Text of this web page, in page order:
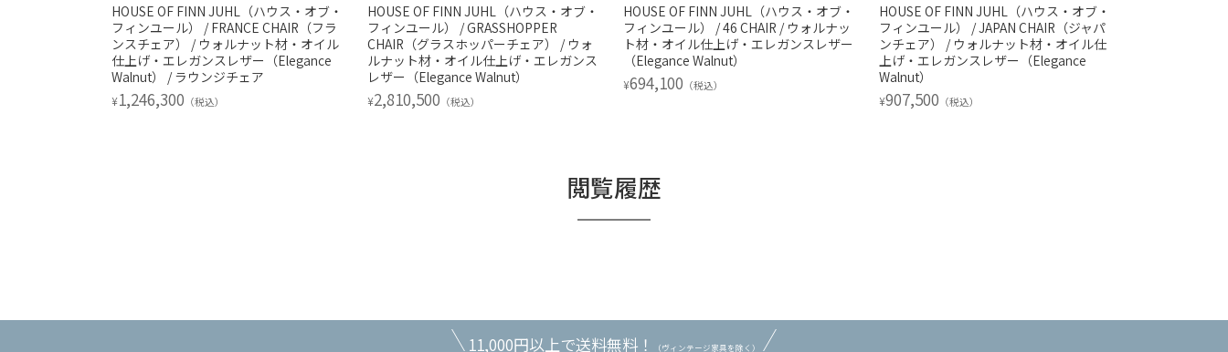
HOUSE OF FINN JUHL（ハウス・オブ・
フィンユール） / FRANCE CHAIR（フラ
ンスチェア） / ウォルナット材・オイル
仕上げ・エレガンスレザー（Elegance
Walnut） / ラウンジチェア
¥1,246,300 （税込）
HOUSE OF FINN JUHL（ハウス・オブ・
フィンユール） / GRASSHOPPER
CHAIR（グラスホッパーチェア） / ウォ
ルナット材・オイル仕上げ・エレガンス
レザー（Elegance Walnut）
¥2,810,500 （税込）
HOUSE OF FINN JUHL（ハウス・オブ・
フィンユール） / 46 CHAIR / ウォルナッ
ト材・オイル仕上げ・エレガンスレザー
（Elegance Walnut）
¥694,100 （税込）
HOUSE OF FINN JUHL（ハウス・オブ・
フィンユール） / JAPAN CHAIR（ジャパ
ンチェア） / ウォルナット材・オイル仕
上げ・エレガンスレザー（Elegance
Walnut）
¥907,500 （税込）
閲覧履歴
11,000円以上で送料無料！ （ヴィンテージ家具を除く）